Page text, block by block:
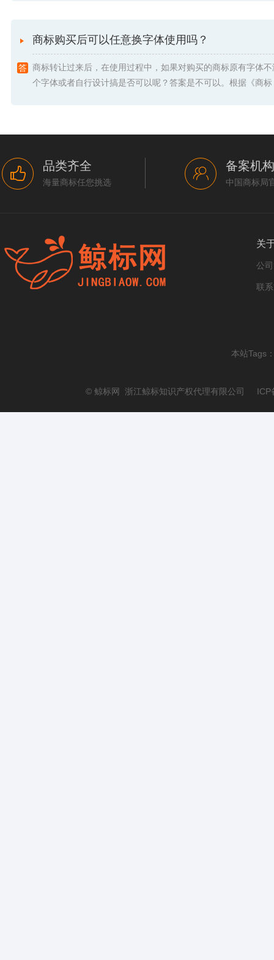
商标购买后可以任意换字体使用吗？
商标转让过来后，在使用过程中，如果对购买的商标原有字体
个字体或者自行设计搞是否可以呢？答案是不可以。根据《商
品类齐全
海量商标任您挑选
备案机构
中国商标局
关
公
联
本站Tags
© 鲸标网 浙江鲸标知识产权代理有限公司 ICP